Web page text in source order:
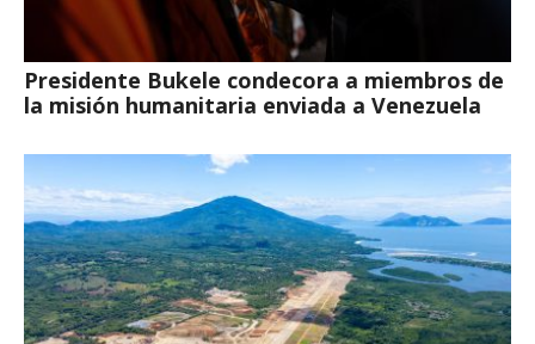
Presidente Bukele condecora a miembros de
la misión humanitaria enviada a Venezuela